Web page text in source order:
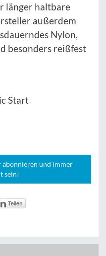
länger haltbare
außerdem
Nylon,
besonders reißfest
Start
und immer
sein!